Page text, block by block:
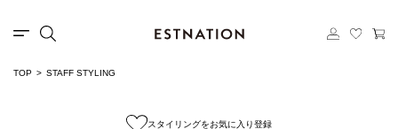
TOP STAFF STYLING
スタイリングをお気に入り登録